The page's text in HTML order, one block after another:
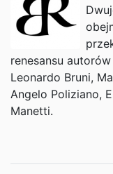
renesansu
Leonardo Bruni,
Angelo Poliziano,
Manetti.